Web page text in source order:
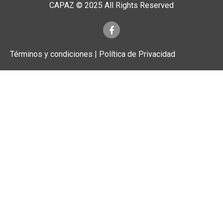
CAPAZ © 2025 All Rights Reserved
Términos y condiciones | Política de Privacidad